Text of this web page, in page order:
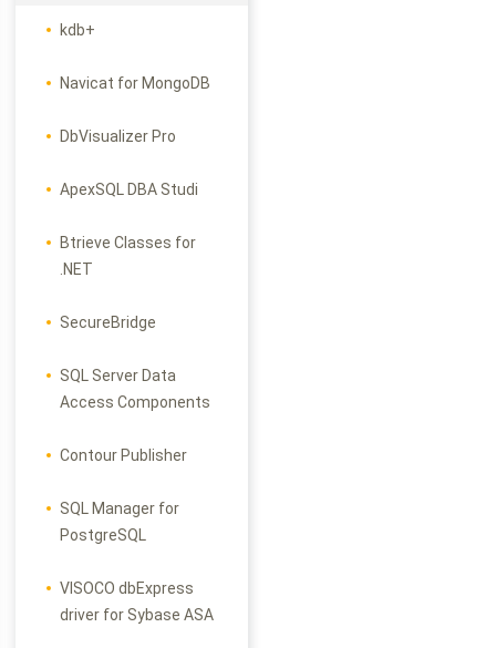
kdb+
Navicat for MongoDB
DbVisualizer Pro
ApexSQL DBA Studi
Btrieve Classes for
.NET
SecureBridge
SQL Server Data
Access Components
Contour Publisher
SQL Manager for
PostgreSQL
VISOCO dbExpress
driver for Sybase ASA